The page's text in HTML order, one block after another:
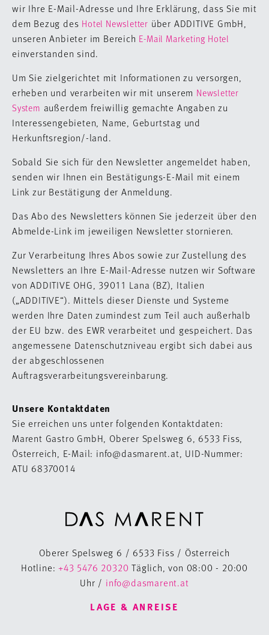
wir Ihre E-Mail-Adresse und Ihre Erklärung, dass Sie mit
dem Bezug des Hotel Newsletter über ADDITIVE GmbH,
unseren Anbieter im Bereich E-Mail Marketing Hotel
einverstanden sind.
Um Sie zielgerichtet mit Informationen zu versorgen,
erheben und verarbeiten wir mit unserem Newsletter
System außerdem freiwillig gemachte Angaben zu
Interessengebieten, Name, Geburtstag und
Herkunftsregion/-land.
Sobald Sie sich für den Newsletter angemeldet haben,
senden wir Ihnen ein Bestätigungs-E-Mail mit einem
Link zur Bestätigung der Anmeldung.
Das Abo des Newsletters können Sie jederzeit über den
Abmelde-Link im jeweiligen Newsletter stornieren.
Zur Verarbeitung Ihres Abos sowie zur Zustellung des
Newsletters an Ihre E-Mail-Adresse nutzen wir Software
von ADDITIVE OHG, 39011 Lana (BZ), Italien
(„ADDITIVE“). Mittels dieser Dienste und Systeme
werden Ihre Daten zumindest zum Teil auch außerhalb
der EU bzw. des EWR verarbeitet und gespeichert. Das
angemessene Datenschutzniveau ergibt sich dabei aus
der abgeschlossenen
Auftragsverarbeitungsvereinbarung.
Unsere Kontaktdaten
Sie erreichen uns unter folgenden Kontaktdaten:
Marent Gastro GmbH, Oberer Spelsweg 6, 6533 Fiss,
Österreich, E-Mail: info@dasmarent.at, UID-Nummer:
ATU 68370014
Oberer Spelsweg 6 / 6533 Fiss / Österreich
Hotline:+43 5476 20320 Täglich, von 08:00 - 20:00
Uhr / info@dasmarent.at
LAGE & ANREISE